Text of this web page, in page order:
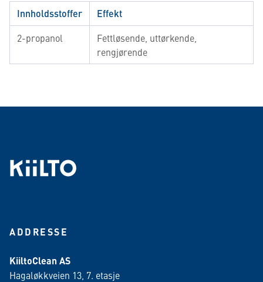
Innholdsstoffer Effekt
2-propanol
Fettløsende, uttørkende,
rengjørende
ADDRESSE
KiiltoClean AS
Hagaløkkveien 13, 7. etasje